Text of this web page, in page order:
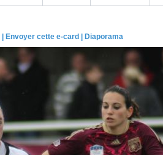
Envoyer cette e-card Diaporama